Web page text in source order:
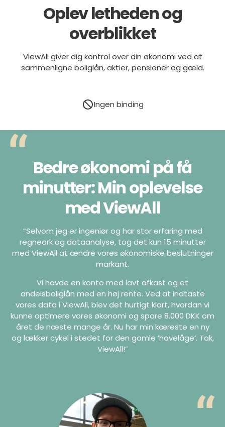
Oplev letheden og
overblikket
ViewAll giver dig kontrol over din økonomi ved at
sammenligne boliglån, aktier, pensioner og gæld.
#1 Dit finansielle klarsyn
Bedre økonomi på få
minutter: Min oplevelse
med ViewAll
“Selvom jeg er ingeniør og har stor erfaring med
regneark og dataanalyse, tog det kun 15 minutter
med ViewAll at ændre vores økonomiske beslutninger
markant.
Vi havde en konto med lavt afkast og et
andelsboliglån med en høj rente. Ved at indtaste
vores data i ViewAll, blev det hurtigt klart, hvordan vi
kunne optimere vores økonomi og spare 8.000 DKK om
året de næste mange år. Nu har min kæreste en ny
og lækker cykel i stedet for den gamle ‘havelåge’. Tak,
ViewAll!”